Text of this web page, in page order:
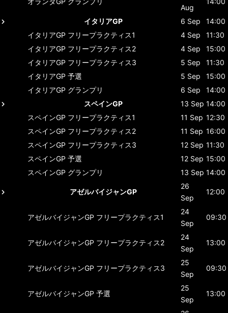
Aug
イタリアGP 6 Sep
14:00
イタリアGP フリープラクティス1 4 Sep
11:30
イタリアGP フリープラクティス2 4 Sep
15:00
イタリアGP フリープラクティス3 5 Sep
11:30
イタリアGP 予選 5 Sep
15:00
イタリアGP グランプリ 6 Sep
14:00
スペインGP
13 Sep 14:00
スペインGP フリープラクティス1 11 Sep 12:30
スペインGP フリープラクティス2 11 Sep 16:00
スペインGP フリープラクティス3 12 Sep 11:30
スペインGP 予選 12 Sep 15:00
スペインGP グランプリ 13 Sep 14:00
アゼルバイジャンGP
26
Sep
12:00
アゼルバイジャンGP フリープラクティス1
24
Sep
09:30
アゼルバイジャンGP フリープラクティス2
24
Sep
13:00
アゼルバイジャンGP フリープラクティス3
25
Sep
09:30
アゼルバイジャンGP 予選
25
Sep
13:00